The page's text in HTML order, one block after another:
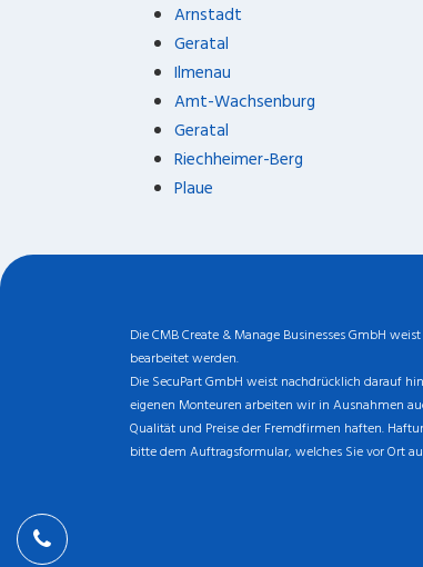
Arnstadt
Geratal
Ilmenau
Amt-Wachsenburg
Geratal
Riechheimer-Berg
Plaue
Die CMB Create & Manage Businesses GmbH
bearbeitet werden.
Die SecuPart GmbH weist nachdrücklich darauf
eigenen Monteuren arbeiten wir in Ausnahmen
Qualität und Preise der Fremdfirmen haften.
bitte dem Auftragsformular, welches Sie vor Ort